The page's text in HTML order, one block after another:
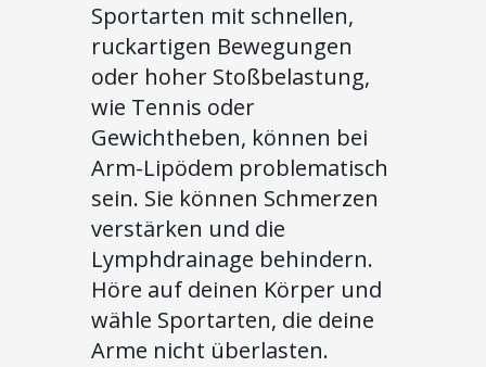
Sportarten mit schnellen,
ruckartigen Bewegungen
oder hoher Stoßbelastung,
wie Tennis oder
Gewichtheben, können bei
Arm-Lipödem problematisch
sein. Sie können Schmerzen
verstärken und die
Lymphdrainage behindern.
Höre auf deinen Körper und
wähle Sportarten, die deine
Arme nicht überlasten.